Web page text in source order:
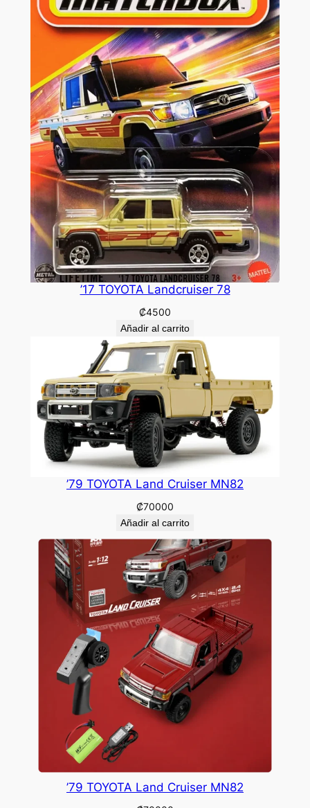
’17 TOYOTA Landcruiser 78
₡4500
Añadir al carrito
’79 TOYOTA Land Cruiser MN82
₡70000
Añadir al carrito
’79 TOYOTA Land Cruiser MN82